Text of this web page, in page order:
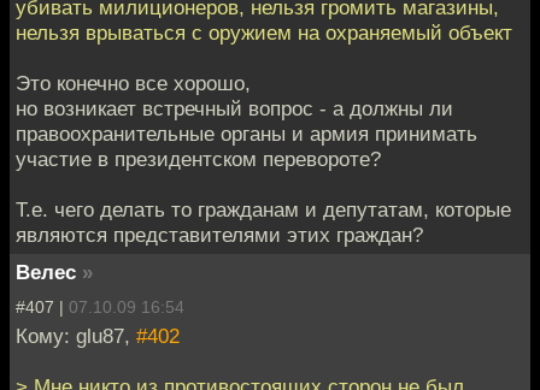
убивать милиционеров, нельзя громить магазины,
нельзя врываться с оружием на охраняемый объект
Это конечно все хорошо,
но возникает встречный вопрос - а должны ли
правоохранительные органы и армия принимать
участие в президентском перевороте?
Т.е. чего делать то гражданам и депутатам, которые
являются представителями этих граждан?
Велес »
#407 | 07.10.09 16:54
Кому: glu87, #402